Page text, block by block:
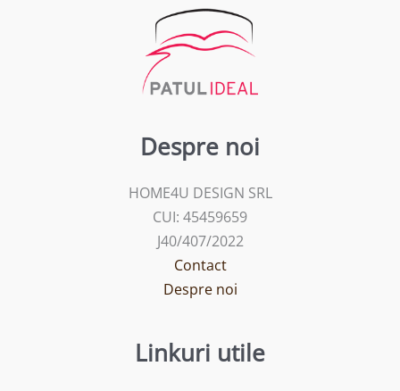
Despre noi
HOME4U DESIGN SRL
CUI: 45459659
J40/407/2022
Contact
Despre noi
Linkuri utile